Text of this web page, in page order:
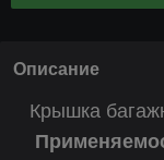
Описание
Крышка